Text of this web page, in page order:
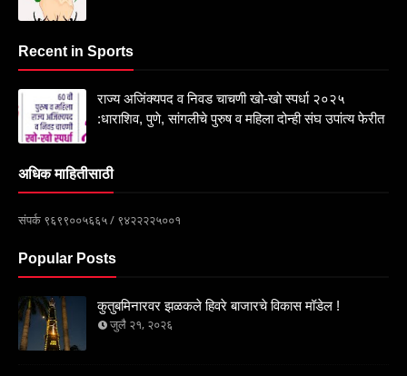
Recent in Sports
राज्य अजिंक्यपद व निवड चाचणी खो-खो स्पर्धा २०२५
:धाराशिव, पुणे, सांगलीचे पुरुष व महिला दोन्ही संघ उपांत्य फेरीत
अधिक माहितीसाठी
संपर्क ९६९९००५६६५ / ९४२२२२५००१
Popular Posts
कुतुबमिनारवर झळकले हिवरे बाजारचे विकास मॉडेल !
जुलै २१, २०२६